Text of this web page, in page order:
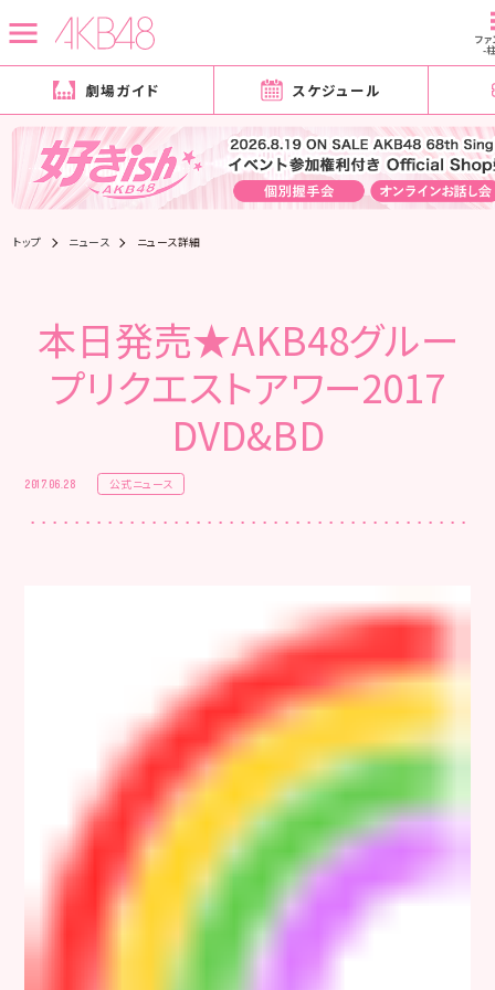
ファ
-
劇場ガイド スケジュール
トップ ニュース ニュース詳細
本日発売★AKB48グルー
プリクエストアワー2017
DVD&BD
2017.06.28 公式ニュース